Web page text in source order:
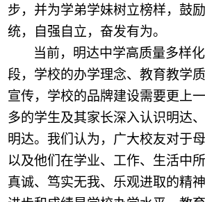
步，并为学弟学妹树立榜样，鼓
统，自强自立，奋发有为。
当前，明达中学高质量多样
段，学校的办学理念、教育教学
宣传，学校的品牌建设需要更上
多的学生及其家长深入认识明达
明达。我们认为，广大校友对于
以及他们在学业、工作、生活中
真诚、笃实无我、乐观进取的精